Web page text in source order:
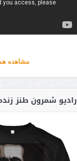
مشاهده
رادیو شمرون طنز